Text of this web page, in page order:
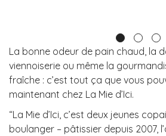
La bonne odeur de pain chaud, la
viennoiserie ou même la
fraîche : c’est tout ça que vous
maintenant chez La Mie d’Ici.
“La Mie d’Ici, c’est deux jeunes
boulanger – pâtissier depuis 2007,